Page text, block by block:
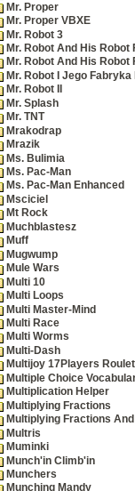
Mr. Proper
Mr. Proper VBXE
Mr. Robot 3
Mr. Robot And His Robot
Mr. Robot And His
Mr. Robot I Jego Fabryka
Mr. Robot II
Mr. Splash
Mr. TNT
Mrakodrap
Mrazik
Ms. Bulimia
Ms. Pac-Man
Ms. Pac-Man Enhanced
Msciciel
Mt Rock
Muchblastesz
Muff
Mugwump
Mule Wars
Multi 10
Multi Loops
Multi Master-Mind
Multi Race
Multi Worms
Multi-Dash
Multijoy 17Players
Multiple Choice
Multiplication Helper
Multiplying Fractions
Multiplying Fractions
Multris
Muminki
Munch'in Climb'in
Munchers
Munching Mandy